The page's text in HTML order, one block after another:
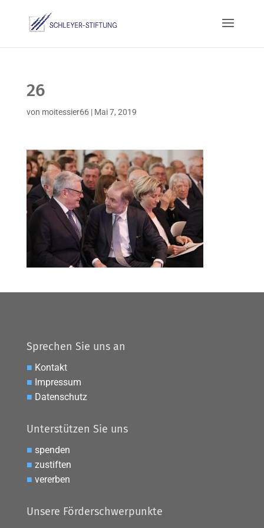
26
von moitessier66| Mai 7, 2019
Sprechen Sie uns an
■ Kontakt
■ Impressum
■ Datenschutz
Unterstützen Sie uns
■ spenden
■ zustiften
■ vererben
Unsere Förderschwerpunkte